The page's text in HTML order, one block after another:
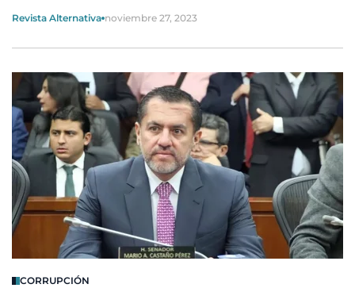
Revista Alternativa noviembre 27, 2023
CORRUPCIÓN